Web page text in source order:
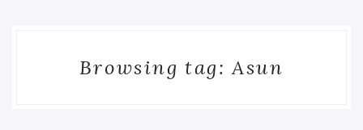
Browsing tag: Asun